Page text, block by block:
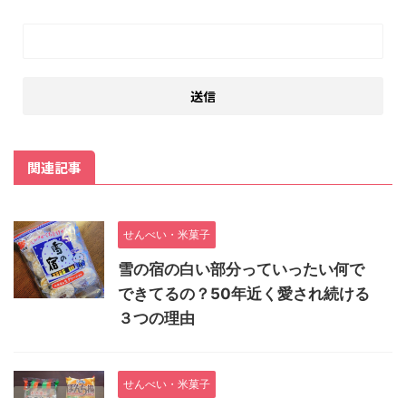
関連記事
せんべい・米菓子
雪の宿の白い部分っていったい何で
できてるの？50年近く愛され続ける
３つの理由
せんべい・米菓子